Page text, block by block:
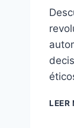
LEER